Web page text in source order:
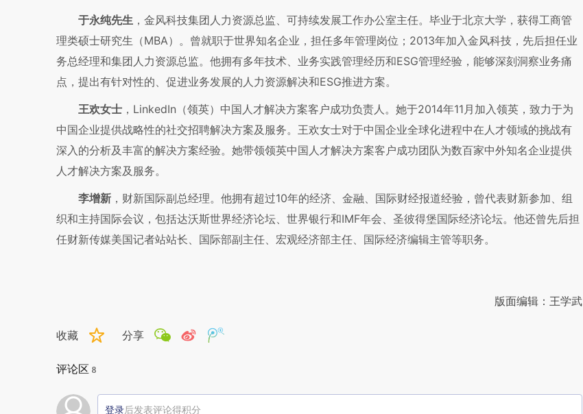
于永纯先生 ，金风科技集团人力资源总监、可持续发展工作办公室主任。毕业于北京大学，获得工商管
理类硕士研究生（MBA）。曾就职于世界知名企业，担任多年管理岗位；2013年加入金风科技，先后担任业
务总经理和集团人力资源总监。他拥有多年技术、业务实践管理经历和ESG管理经验，能够深刻洞察业务痛
点，提出有针对性的、促进业务发展的人力资源解决和ESG推进方案。
王欢女士 ，LinkedIn（领英）中国人才解决方案客户成功负责人。她于2014年11月加入领英，致力于为
中国企业提供战略性的社交招聘解决方案及服务。王欢女士对于中国企业全球化进程中在人才领域的挑战有
深入的分析及丰富的解决方案经验。她带领领英中国人才解决方案客户成功团队为数百家中外知名企业提供
人才解决方案及服务。
李增新 ，财新国际副总经理。他拥有超过10年的经济、金融、国际财经报道经验，曾代表财新参加、组
织和主持国际会议，包括达沃斯世界经济论坛、世界银行和IMF年会、圣彼得堡国际经济论坛。他还曾先后担
任财新传媒美国记者站站长、国际部副主任、宏观经济部主任、国际经济编辑主管等职务。
版面编辑：王学武
收藏 分享
评论区 8
登录后发表评论得积分